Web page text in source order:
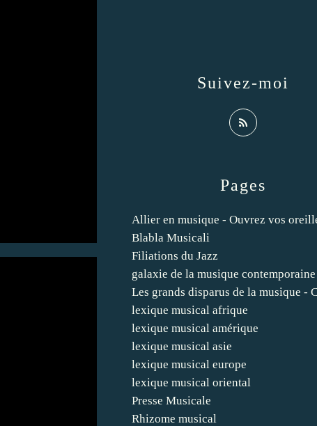
Pages
Allier en musique - Ouvrez vos
Blabla Musicali
Filiations du Jazz
galaxie de la musique contemporaine
Les grands disparus de la musique -
lexique musical afrique
lexique musical amérique
lexique musical asie
lexique musical europe
lexique musical oriental
Presse Musicale
Rhizome musical
Suivez-moi